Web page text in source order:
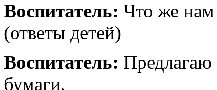
Воспитатель: Что же нам
(ответы детей)
Воспитатель: Предлагаю
бумаги.